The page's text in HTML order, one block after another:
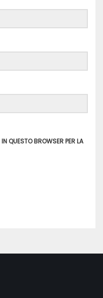
QUESTO BROWSER PER LA